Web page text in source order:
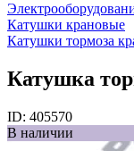
Катушки крановые
Катушки тормоза
Катушка
ID: 405570
В наличии